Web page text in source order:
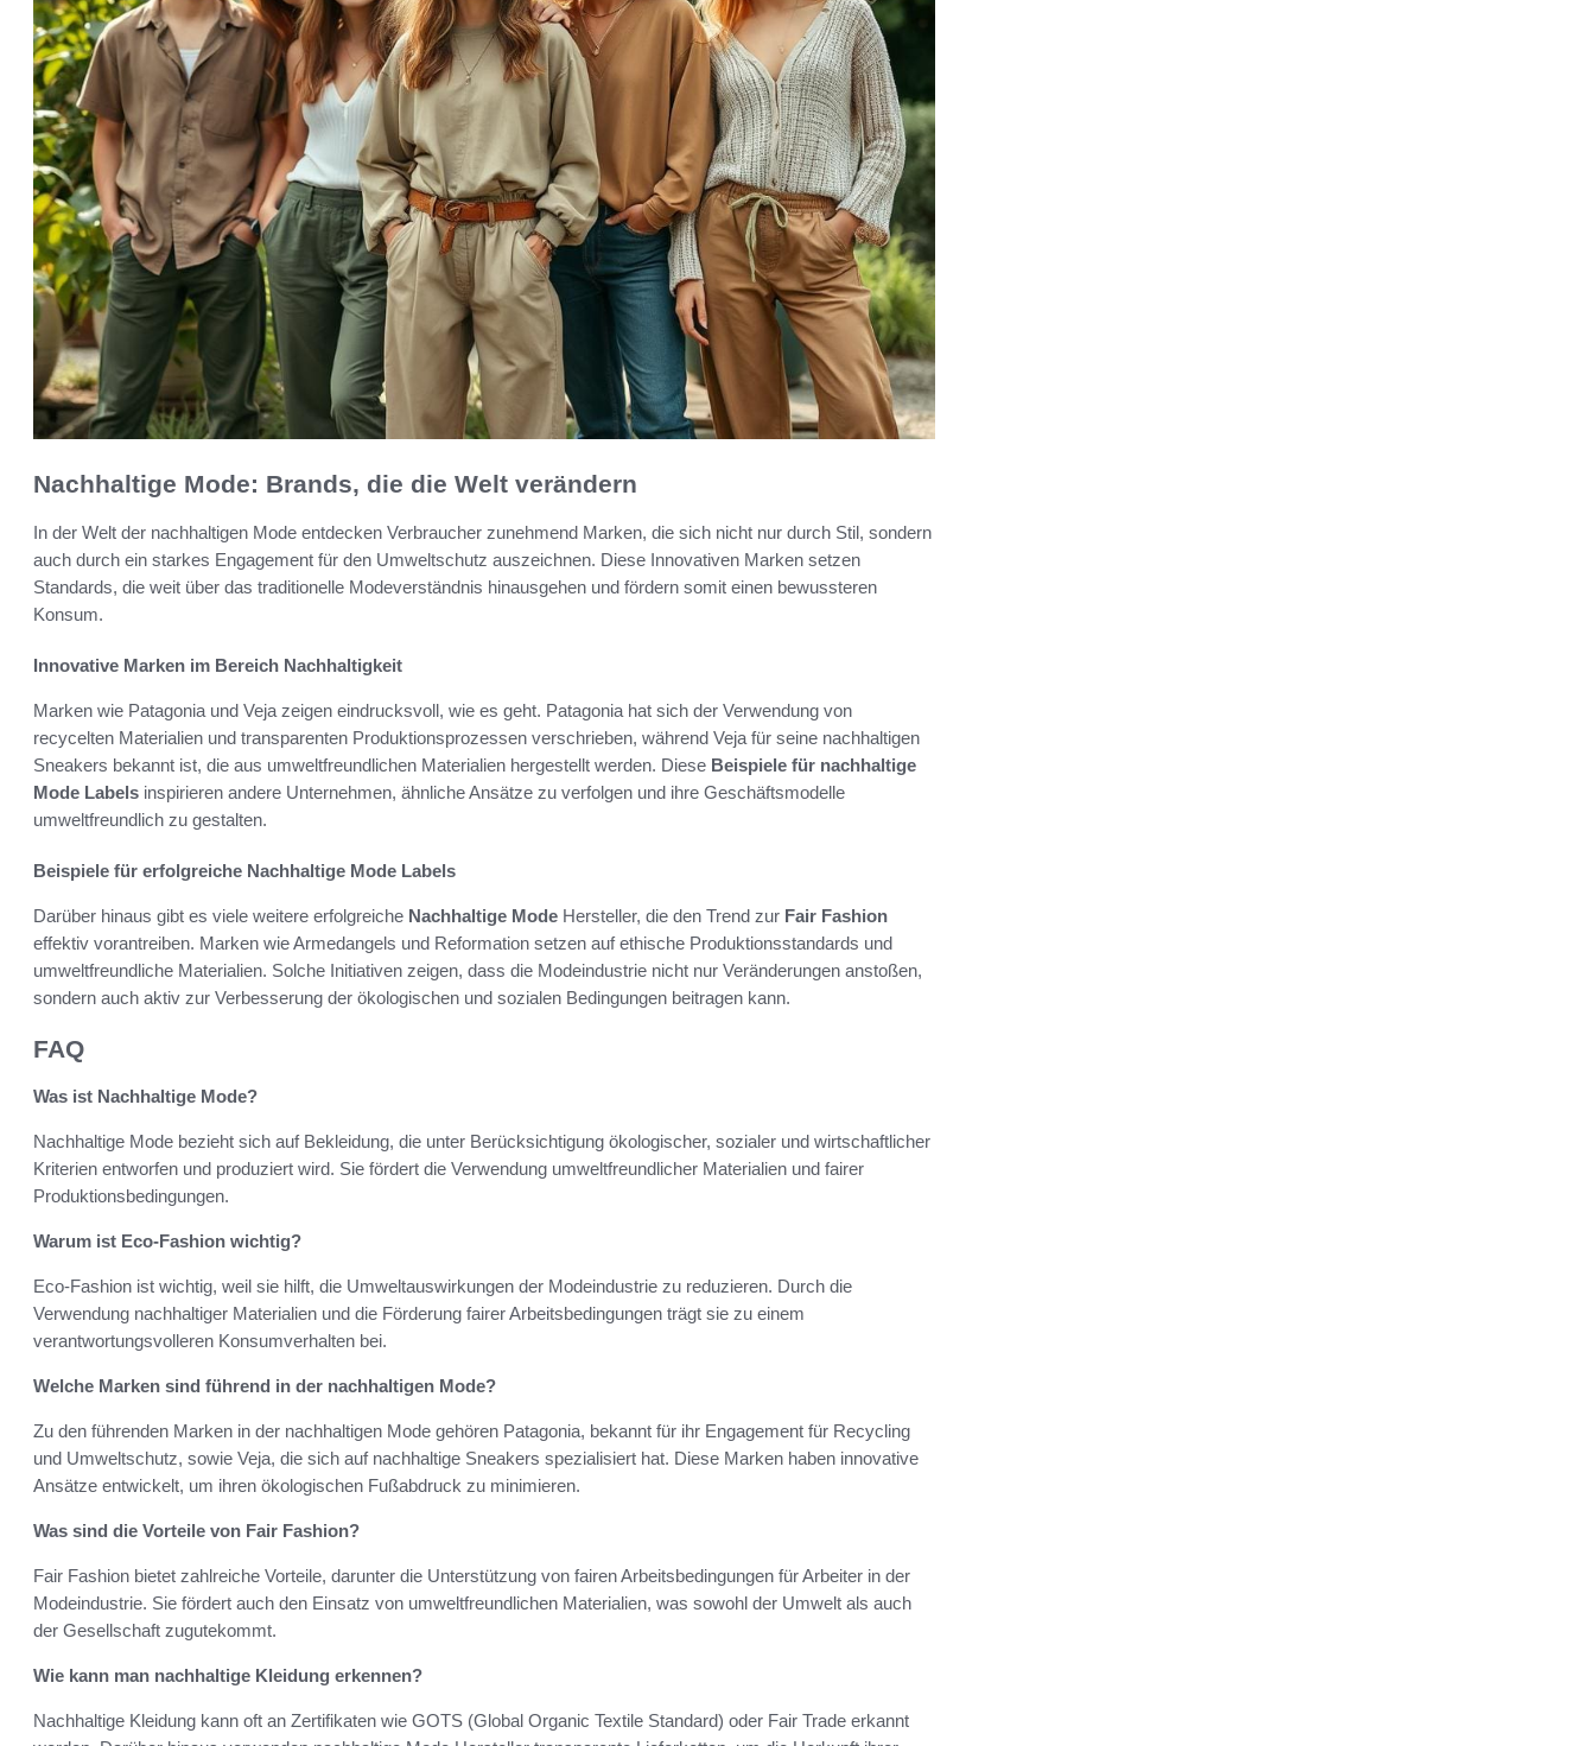
Nachhaltige Mode: Brands, die die Welt verändern
In der Welt der nachhaltigen Mode entdecken Verbraucher zunehmend Marken, die sich nicht nur durch Stil, sondern
auch durch ein starkes Engagement für den Umweltschutz auszeichnen. Diese Innovativen Marken setzen
Standards, die weit über das traditionelle Modeverständnis hinausgehen und fördern somit einen bewussteren
Konsum.
Innovative Marken im Bereich Nachhaltigkeit
Marken wie Patagonia und Veja zeigen eindrucksvoll, wie es geht. Patagonia hat sich der Verwendung von
recycelten Materialien und transparenten Produktionsprozessen verschrieben, während Veja für seine nachhaltigen
Sneakers bekannt ist, die aus umweltfreundlichen Materialien hergestellt werden. Diese Beispiele für nachhaltige
Mode Labels inspirieren andere Unternehmen, ähnliche Ansätze zu verfolgen und ihre Geschäftsmodelle
umweltfreundlich zu gestalten.
Beispiele für erfolgreiche Nachhaltige Mode Labels
Darüber hinaus gibt es viele weitere erfolgreiche Nachhaltige Mode Hersteller, die den Trend zur Fair Fashion
effektiv vorantreiben. Marken wie Armedangels und Reformation setzen auf ethische Produktionsstandards und
umweltfreundliche Materialien. Solche Initiativen zeigen, dass die Modeindustrie nicht nur Veränderungen anstoßen,
sondern auch aktiv zur Verbesserung der ökologischen und sozialen Bedingungen beitragen kann.
FAQ
Was ist Nachhaltige Mode?
Nachhaltige Mode bezieht sich auf Bekleidung, die unter Berücksichtigung ökologischer, sozialer und wirtschaftlicher
Kriterien entworfen und produziert wird. Sie fördert die Verwendung umweltfreundlicher Materialien und fairer
Produktionsbedingungen.
Warum ist Eco-Fashion wichtig?
Eco-Fashion ist wichtig, weil sie hilft, die Umweltauswirkungen der Modeindustrie zu reduzieren. Durch die
Verwendung nachhaltiger Materialien und die Förderung fairer Arbeitsbedingungen trägt sie zu einem
verantwortungsvolleren Konsumverhalten bei.
Welche Marken sind führend in der nachhaltigen Mode?
Zu den führenden Marken in der nachhaltigen Mode gehören Patagonia, bekannt für ihr Engagement für Recycling
und Umweltschutz, sowie Veja, die sich auf nachhaltige Sneakers spezialisiert hat. Diese Marken haben innovative
Ansätze entwickelt, um ihren ökologischen Fußabdruck zu minimieren.
Was sind die Vorteile von Fair Fashion?
Fair Fashion bietet zahlreiche Vorteile, darunter die Unterstützung von fairen Arbeitsbedingungen für Arbeiter in der
Modeindustrie. Sie fördert auch den Einsatz von umweltfreundlichen Materialien, was sowohl der Umwelt als auch
der Gesellschaft zugutekommt.
Wie kann man nachhaltige Kleidung erkennen?
Nachhaltige Kleidung kann oft an Zertifikaten wie GOTS (Global Organic Textile Standard) oder Fair Trade erkannt